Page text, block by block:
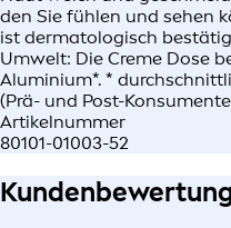
den Sie fühlen und sehen
ist dermatologisch
Umwelt: Die Creme Dose
Aluminium*. *
(Prä- und Post-
Artikelnummer
80101-01003-52